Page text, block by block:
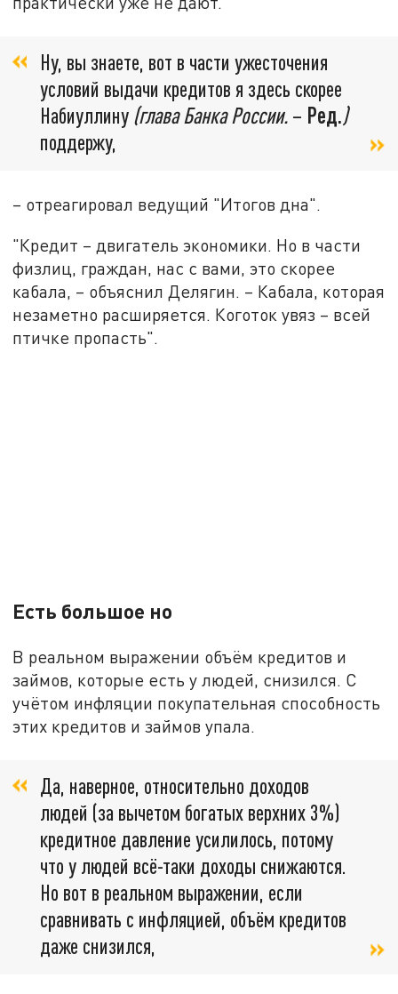
Ну, вы знаете, вот в части ужесточения
условий выдачи кредитов я здесь скорее
Набиуллину (глава Банка России. – Ред.)
поддержу,
– отреагировал ведущий "Итогов дна".
"Кредит – двигатель экономики. Но в части
физлиц, граждан, нас с вами, это скорее
кабала, – объяснил Делягин. – Кабала, которая
незаметно расширяется. Коготок увяз – всей
птичке пропасть".
Есть большое но
В реальном выражении объём кредитов и
займов, которые есть у людей, снизился. С
учётом инфляции покупательная способность
этих кредитов и займов упала.
Да, наверное, относительно доходов
людей (за вычетом богатых верхних 3%)
кредитное давление усилилось, потому
что у людей всё-таки доходы снижаются.
Но вот в реальном выражении, если
сравнивать с инфляцией, объём кредитов
даже снизился,